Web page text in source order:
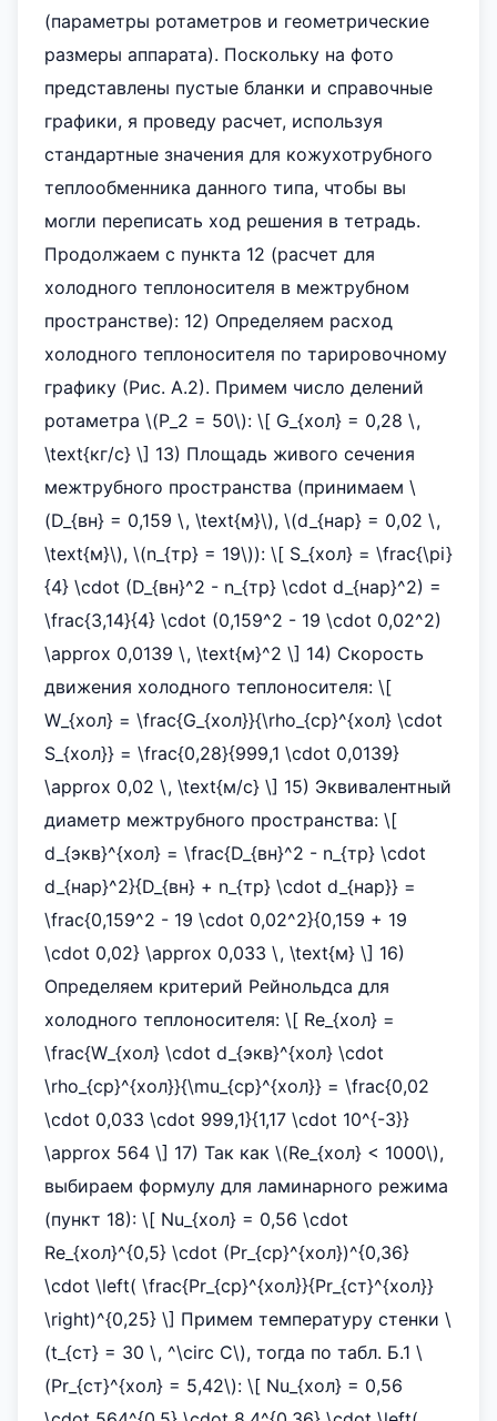
(параметры ротаметров и геометрические
размеры аппарата). Поскольку на фото
представлены пустые бланки и справочные
графики, я проведу расчет, используя
стандартные значения для кожухотрубного
теплообменника данного типа, чтобы вы
могли переписать ход решения в тетрадь.
Продолжаем с пункта 12 (расчет для
холодного теплоносителя в межтрубном
пространстве): 12) Определяем расход
холодного теплоносителя по тарировочному
графику (Рис. А.2). Примем число делений
ротаметра \(P_2 = 50\): \[ G_{хол} = 0,28 \,
\text{кг/с} \] 13) Площадь живого сечения
межтрубного пространства (принимаем \
(D_{вн} = 0,159 \, \text{м}\), \(d_{нар} = 0,02 \,
\text{м}\), \(n_{тр} = 19\)): \[ S_{хол} = \frac{\pi}
{4} \cdot (D_{вн}^2 - n_{тр} \cdot d_{нар}^2) =
\frac{3,14}{4} \cdot (0,159^2 - 19 \cdot 0,02^2)
\approx 0,0139 \, \text{м}^2 \] 14) Скорость
движения холодного теплоносителя: \[
W_{хол} = \frac{G_{хол}}{\rho_{cp}^{хол} \cdot
S_{хол}} = \frac{0,28}{999,1 \cdot 0,0139}
\approx 0,02 \, \text{м/с} \] 15) Эквивалентный
диаметр межтрубного пространства: \[
d_{экв}^{хол} = \frac{D_{вн}^2 - n_{тр} \cdot
d_{нар}^2}{D_{вн} + n_{тр} \cdot d_{нар}} =
\frac{0,159^2 - 19 \cdot 0,02^2}{0,159 + 19
\cdot 0,02} \approx 0,033 \, \text{м} \] 16)
Определяем критерий Рейнольдса для
холодного теплоносителя: \[ Re_{хол} =
\frac{W_{хол} \cdot d_{экв}^{хол} \cdot
\rho_{cp}^{хол}}{\mu_{cp}^{хол}} = \frac{0,02
\cdot 0,033 \cdot 999,1}{1,17 \cdot 10^{-3}}
\approx 564 \] 17) Так как \(Re_{хол} < 1000\),
выбираем формулу для ламинарного режима
(пункт 18): \[ Nu_{хол} = 0,56 \cdot
Re_{хол}^{0,5} \cdot (Pr_{cp}^{хол})^{0,36}
\cdot \left( \frac{Pr_{cp}^{хол}}{Pr_{ст}^{хол}}
\right)^{0,25} \] Примем температуру стенки \
(t_{ст} = 30 \, ^\circ C\), тогда по табл. Б.1 \
(Pr_{ст}^{хол} = 5,42\): \[ Nu_{хол} = 0,56